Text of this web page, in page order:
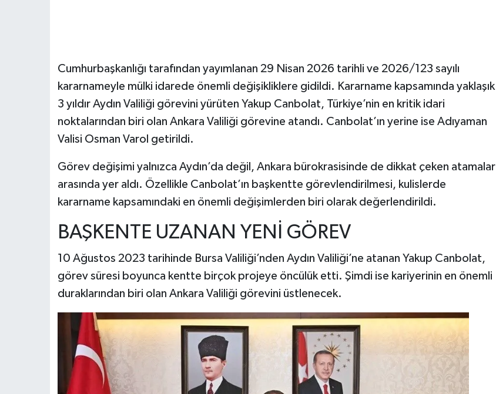
Cumhurbaşkanlığı tarafından yayımlanan 29 Nisan 2026 tarihli ve 2026/123 sayılı
kararnameyle mülki idarede önemli değişikliklere gidildi. Kararname kapsamında yaklaşık
3 yıldır Aydın Valiliği görevini yürüten Yakup Canbolat, Türkiye’nin en kritik idari
noktalarından biri olan Ankara Valiliği görevine atandı. Canbolat’ın yerine ise Adıyaman
Valisi Osman Varol getirildi.
Görev değişimi yalnızca Aydın’da değil, Ankara bürokrasisinde de dikkat çeken atamalar
arasında yer aldı. Özellikle Canbolat’ın başkentte görevlendirilmesi, kulislerde
kararname kapsamındaki en önemli değişimlerden biri olarak değerlendirildi.
BAŞKENTE UZANAN YENİ GÖREV
10 Ağustos 2023 tarihinde Bursa Valiliği’nden Aydın Valiliği’ne atanan Yakup Canbolat,
görev süresi boyunca kentte birçok projeye öncülük etti. Şimdi ise kariyerinin en önemli
duraklarından biri olan Ankara Valiliği görevini üstlenecek.